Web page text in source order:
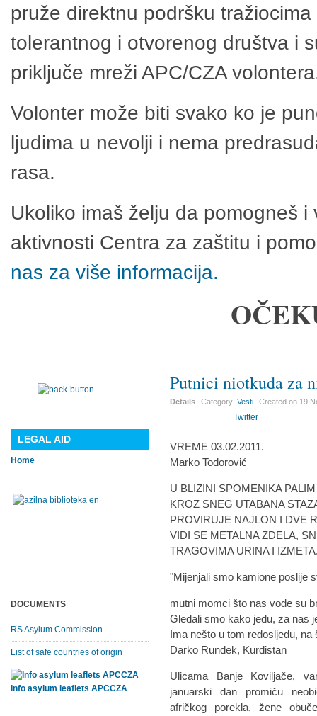
pruže direktnu podršku
tolerantnog i otvorenog društva i
priključe mreži APC/CZA
Volonter može biti svako ko je
ljudima u nevolji i nema
rasa.
Ukoliko imaš želju da pomogneš
aktivnosti Centra za zaštitu i
nas za više informacija.
Putnici niotkuda za
Details Category:Vesti Created on 19
Twitter
VREME 03.02.2011.
Marko Todorović
U BLIZINI SPOMENIKA
KROZ SNEG UTABANA
PROVIRUJE NAJLON I DVE
VIDI SE METALNA ZDELA,
TRAGOVIMA URINA I
"Mijenjali smo kamione poslije
mutni momci što nas vode su
Gledali smo kako jedu, za nas
Ima nešto u tom redosljedu,
Darko Rundek, Kurdistan
Ulicama Banje Koviljače,
januarski dan promiču
afričkog porekla, žene
LEGAL AID
Home
DOCUMENTS
RS Asylum Commission
List of safe countries of origin
Info asylum leaflets APCCZA